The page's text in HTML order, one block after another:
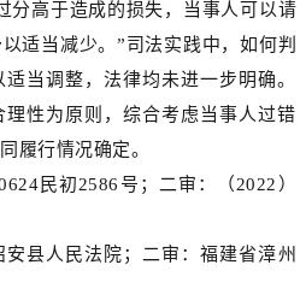
分高于造成的损失，当事人可以请
适当减少。”司法实践中，如何判
当调整，法律均未进一步明确。
性为原则，综合考虑当事人过错
履行情况确定。
民初2586号；二审：（2022）
安县人民法院；二审：福建省漳州